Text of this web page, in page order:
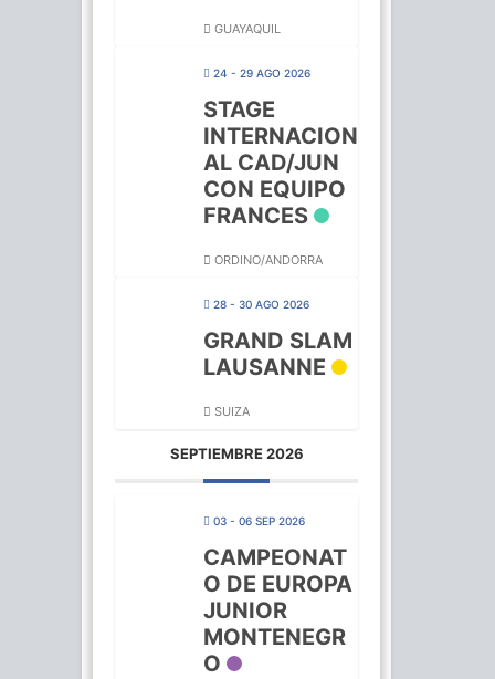
GUAYAQUIL
24 - 29 AGO 2026
STAGE
INTERNACION
AL CAD/JUN
CON EQUIPO
FRANCES
ORDINO/ANDORRA
28 - 30 AGO 2026
GRAND SLAM
LAUSANNE
SUIZA
SEPTIEMBRE 2026
03 - 06 SEP 2026
CAMPEONAT
O DE EUROPA
JUNIOR
MONTENEGR
O